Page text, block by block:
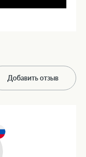
Добавить отзыв